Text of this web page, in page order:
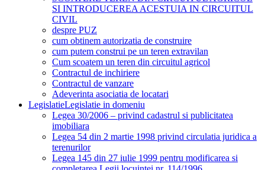
SI INTRODUCEREA ACESTUIA IN CIRCUITUL
CIVIL
despre PUZ
cum obtinem autorizatia de construire
cum putem construi pe un teren extravilan
Cum scoatem un teren din circuitul agricol
Contractul de inchiriere
Contractul de vanzare
Adeverinta asociatia de locatari
LegislatieLegislatie in domeniu
Legea 30/2006 – privind cadastrul si publicitatea
imobiliara
Legea 54 din 2 martie 1998 privind circulatia juridica a
terenurilor
Legea 145 din 27 iulie 1999 pentru modificarea si